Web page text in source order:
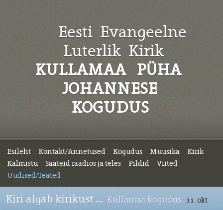
Eesti Evangeelne
Luterlik Kirik
KULLAMAA PÜHA
JOHANNESE
KOGUDUS
Esileht Kontakt/Annetused Kogudus Muusika
Kirik
Kalmistu
Saateid raadios ja teles Pildid
Viited
Uudised/Teated
Kiri algab kirikust ... Kullamaa kogudus 11. okt